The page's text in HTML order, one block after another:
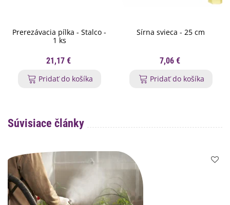
Prerezávacia pílka - Stalco -
1 ks
21,17 €
Pridať do košíka
Sírna svieca - 25 cm
7,06 €
Pridať do košíka
Súvisiace články